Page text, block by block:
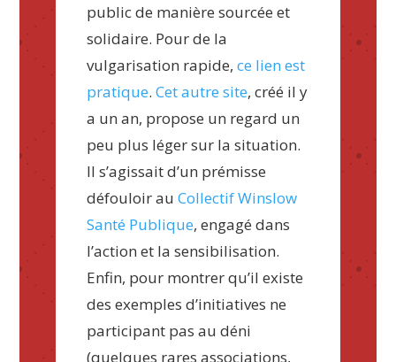
public de manière sourcée et
solidaire. Pour de la
vulgarisation rapide, ce lien est
pratique. Cet autre site, créé il y
a un an, propose un regard un
peu plus léger sur la situation.
Il s’agissait d’un prémisse
défouloir au Collectif Winslow
Santé Publique, engagé dans
l’action et la sensibilisation.
Enfin, pour montrer qu’il existe
des exemples d’initiatives ne
participant pas au déni
(quelques rares associations,